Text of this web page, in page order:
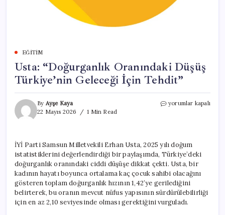
EĞITIM
Usta: “Doğurganlık Oranındaki Düşüş
Türkiye’nin Geleceği İçin Tehdit”
By Ayşe Kaya
22 Mayıs 2026
1 Min Read
Usta:
Geleceği
İçin
Tehdit”
için
yorumlar kapalı
İYİ Parti Samsun Milletvekili Erhan Usta, 2025 yılı doğum
istatistiklerini değerlendirdiği bir paylaşımda, Türkiye’deki
doğurganlık oranındaki ciddi düşüşe dikkat çekti. Usta, bir
kadının hayatı boyunca ortalama kaç çocuk sahibi olacağını
gösteren toplam doğurganlık hızının 1,42’ye gerilediğini
belirterek, bu oranın mevcut nüfus yapısının sürdürülebilirliği
için en az 2,10 seviyesinde olması gerektiğini vurguladı.